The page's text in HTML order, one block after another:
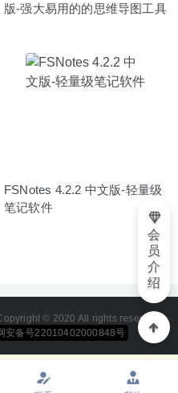
版-强大易用的的思维导图工具
FSNotes 4.2.2 中文版-轻量级
笔记软件
© 2020 All rights reserved
安备号22010402000848号
会
员
介
绍